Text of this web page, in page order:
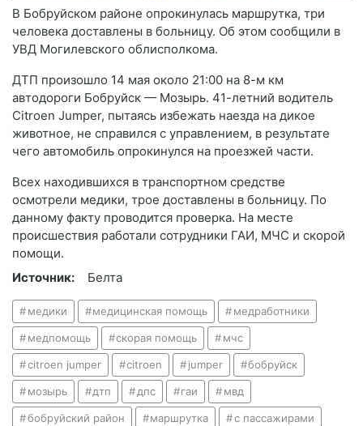
В Бобруйском районе опрокинулась маршрутка, три
человека доставлены в больницу. Об этом сообщили в
УВД Могилевского облисполкома.
ДТП произошло 14 мая около 21:00 на 8-м км
автодороги Бобруйск — Мозырь. 41-летний водитель
Citroen Jumper, пытаясь избежать наезда на дикое
животное, не справился с управлением, в результате
чего автомобиль опрокинулся на проезжей части.
Всех находившихся в транспортном средстве
осмотрели медики, трое доставлены в больницу. По
данному факту проводится проверка. На месте
происшествия работали сотрудники ГАИ, МЧС и скорой
помощи.
Источник:
Белта
медики медицинская помощь медработники
медпомощь скорая помощь мчс
citroen jumper citroen jumper бобруйск
мозырь дтп дпс гаи мвд
бобруйский район маршрутка с пассажирами